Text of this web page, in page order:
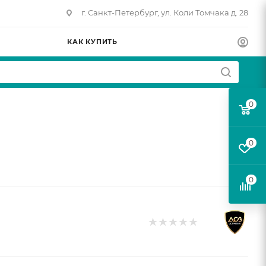
г. Санкт-Петербург, ул. Коли Томчака д. 28
КАК КУПИТЬ
0
0
0